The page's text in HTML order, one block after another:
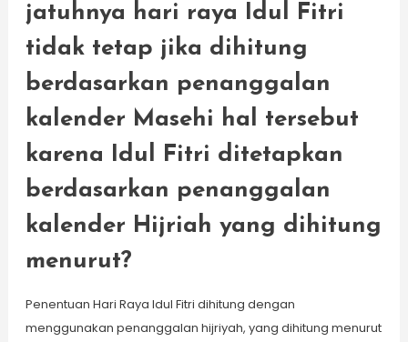
jatuhnya hari raya Idul Fitri
tidak tetap jika dihitung
berdasarkan penanggalan
kalender Masehi hal tersebut
karena Idul Fitri ditetapkan
berdasarkan penanggalan
kalender Hijriah yang dihitung
menurut?
Penentuan Hari Raya Idul Fitri dihitung dengan
menggunakan penanggalan hijriyah, yang dihitung menurut